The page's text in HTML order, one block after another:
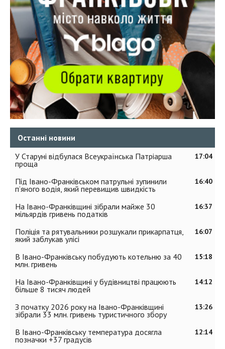
Останні новини
17:04
У Старуні відбулася Всеукраїнська Патріарша
проща
16:40
Під Івано-Франківськом патрульні зупинили
п’яного водія, який перевищив швидкість
16:37
На Івано-Франківщині зібрали майже 30
мільярдів гривень податків
16:07
Поліція та рятувальники розшукали прикарпатця,
який заблукав улісі
15:18
В Івано-Франківську побудують котельню за 40
млн. гривень
14:12
На Івано-Франківщині у будівництві працюють
більше 8 тисяч людей
13:26
З початку 2026 року на Івано-Франківщині
зібрали 33 млн. гривень туристичного збору
12:14
В Івано-Франківську температура досягла
позначки +37 градусів